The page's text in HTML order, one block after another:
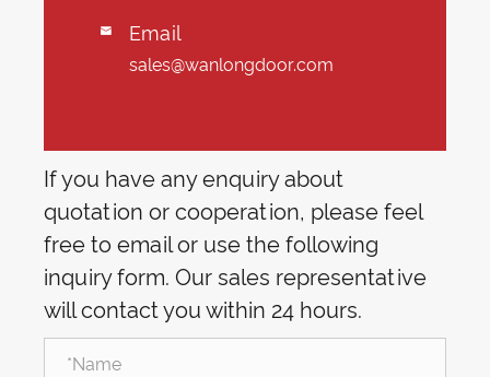
 Email
sales@wanlongdoor.com
If you have any enquiry about
quotation or cooperation, please feel
free to email or use the following
inquiry form. Our sales representative
will contact you within 24 hours.